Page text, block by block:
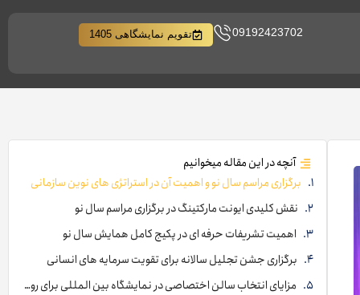
09192423702 تقویم نمایشگاهی 1405
آنچه در این مقاله میخوانیم
برگزاری مراسم سال نو و اهمیت آن در استراتژی های نوین سازمانی
نقش کلیدی ایونت مارکتینگ در برگزاری مراسم سال نو
اهمیت تشریفات حرفه ای در پکیج کامل همایش سال نو
برگزاری جشن تجلیل سالانه برای تقویت سرمایه های انسانی
مزایای انتخاب سالن اختصاصی در نمایشگاه بین المللی برای رویدادها